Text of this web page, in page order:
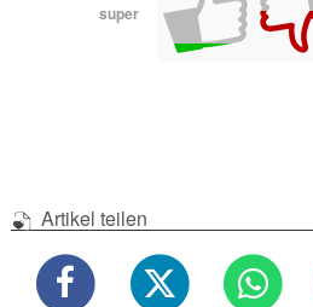
super
Artikel teilen